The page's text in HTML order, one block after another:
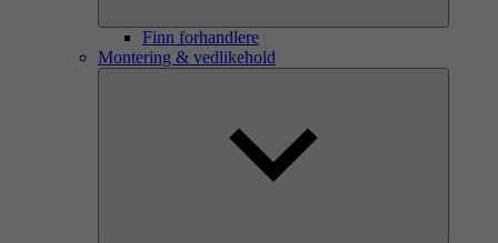
Finn forhandlere
Montering & vedlikehold